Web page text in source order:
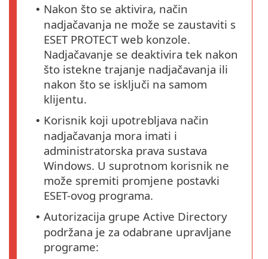
• Nakon što se aktivira, način
nadjačavanja ne može se zaustaviti s
ESET PROTECT web konzole.
Nadjačavanje se deaktivira tek nakon
što istekne trajanje nadjačavanja ili
nakon što se isključi na samom
klijentu.
• Korisnik koji upotrebljava način
nadjačavanja mora imati i
administratorska prava sustava
Windows. U suprotnom korisnik ne
može spremiti promjene postavki
ESET-ovog programa.
• Autorizacija grupe Active Directory
podržana je za odabrane upravljane
programe: